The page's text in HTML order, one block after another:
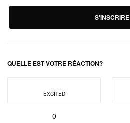
S'INSCRIRE
QUELLE EST VOTRE RÉACTION?
EXCITED
0